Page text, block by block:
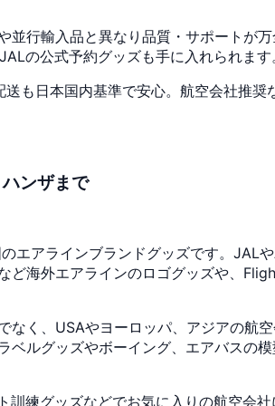
行輸入品と異なり品質・サポートが
の公式予約グッズも手に入れられます
も日本国内基準で安心。航空会社推奨
ンザまで
エアラインブランドグッズです。JAL
海外エアラインのロゴグッズや、
く、USAやヨーロッパ、アジアの航
ルグッズやボーイング、エアバスの
練グッズなどでお気に入りの航空会